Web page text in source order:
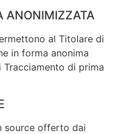
ANONIMIZZATA
al Titolare di
in forma anonima
Tracciamento di prima
source offerto dai